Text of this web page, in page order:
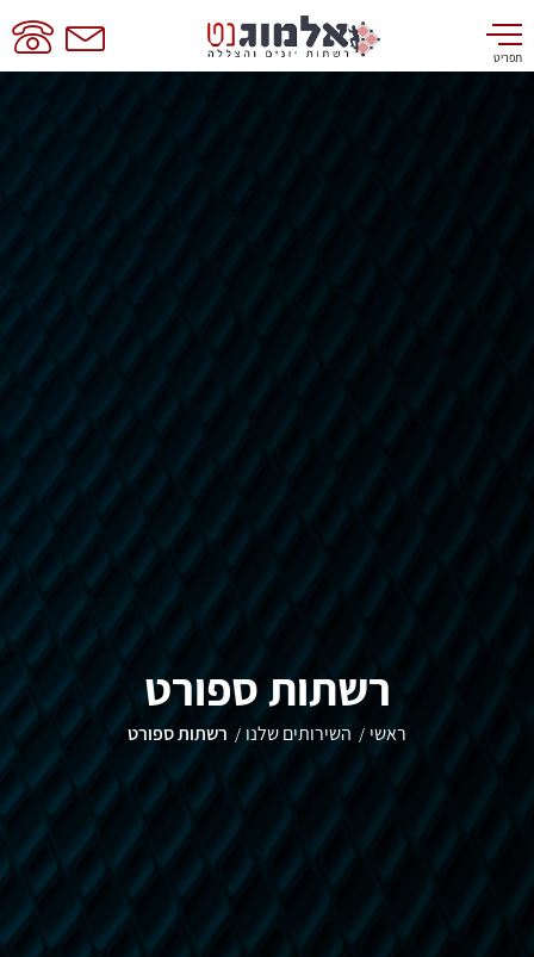
תפריט
רשתות ספורט
ראשי השירותים שלנו רשתות ספורט